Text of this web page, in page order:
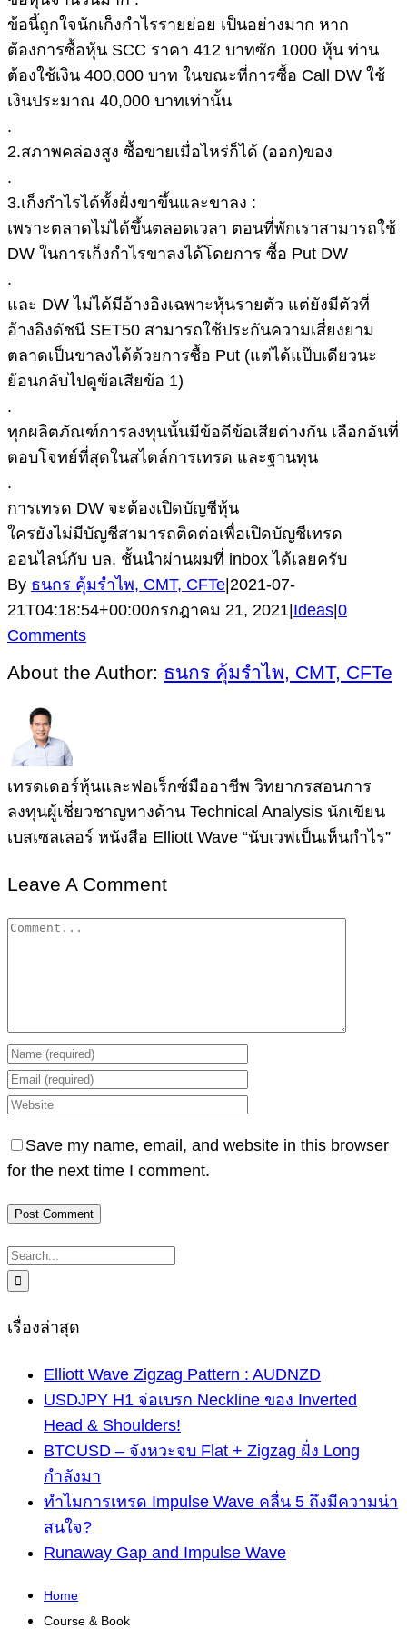
ข้อนี้ถูกใจนักเก็งกำไรรายย่อย เป็นอย่างมาก หาก
ต้องการซื้อหุ้น SCC ราคา 412 บาทซัก 1000 หุ้น ท่าน
ต้องใช้เงิน 400,000 บาท ในขณะที่การซื้อ Call DW ใช้
เงินประมาณ 40,000 บาทเท่านั้น
.
2.สภาพคล่องสูง ซื้อขายเมื่อไหร่ก็ได้ (ออก)ของ
.
3.เก็งกำไรได้ทั้งฝั่งขาขึ้นและขาลง :
เพราะตลาดไม่ได้ขึ้นตลอดเวลา ตอนที่พักเราสามารถใช้
DW ในการเก็งกำไรขาลงได้โดยการ ซื้อ Put DW
.
และ DW ไม่ได้มีอ้างอิงเฉพาะหุ้นรายตัว แต่ยังมีตัวที่
อ้างอิงดัชนี SET50 สามารถใช้ประกันความเสี่ยงยาม
ตลาดเป็นขาลงได้ด้วยการซื้อ Put (แต่ได้แป๊บเดียวนะ
ย้อนกลับไปดูข้อเสียข้อ 1)
.
ทุกผลิตภัณฑ์การลงทุนนั้นมีข้อดีข้อเสียต่างกัน เลือกอันที่
ตอบโจทย์ที่สุดในสไตล์การเทรด และฐานทุน
.
การเทรด DW จะต้องเปิดบัญชีหุ้น
ใครยังไม่มีบัญชีสามารถติดต่อเพื่อเปิดบัญชีเทรด
ออนไลน์กับ บล. ชั้นนำผ่านผมที่ inbox ได้เลยครับ
By ธนกร คุ้มรำไพ, CMT, CFTe|2021-07-
21T04:18:54+00:00กรกฎาคม 21, 2021|Ideas|0
Comments
About the Author: ธนกร คุ้มรำไพ, CMT, CFTe
เทรดเดอร์หุ้นและฟอเร็กซ์มืออาชีพ วิทยากรสอนการ
ลงทุนผู้เชี่ยวชาญทางด้าน Technical Analysis นักเขียน
เบสเซลเลอร์ หนังสือ Elliott Wave “นับเวฟเป็นเห็นกำไร”
Leave A Comment
Comment
Save my name, email, and website in this browser
for the next time I comment.
Search
for:
เรื่องล่าสุด
Elliott Wave Zigzag Pattern : AUDNZD
USDJPY H1 จ่อเบรก Neckline ของ Inverted
Head & Shoulders!
BTCUSD – จังหวะจบ Flat + Zigzag ฝั่ง Long
กำลังมา
ทำไมการเทรด Impulse Wave คลื่น 5 ถึงมีความน่า
สนใจ?
Runaway Gap and Impulse Wave
Home
Course & Book